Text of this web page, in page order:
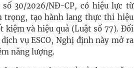
30/2026/NĐ-CP, có hiệu lực từ
trọng, tạo hành lang thực thi hiệu
kiệm và hiệu quả (Luật số 77). Đối
vụ ESCO, Nghị định này mở ra
năng lượng.